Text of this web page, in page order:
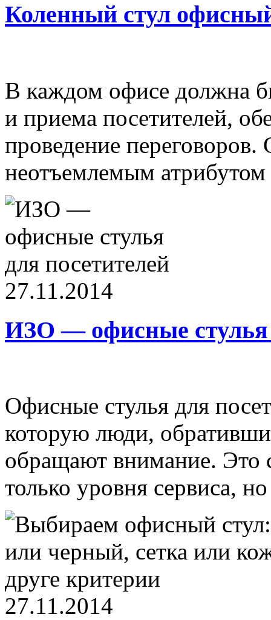
Коленный стул
В каждом офисе должна
и приема посетителей,
проведение
неотъемлемым атрибутом
27.11.2014
ИЗО — офисные стулья
Офисные стулья для
которую люди,
обращают внимание. Это
только уровня сервиса,
27.11.2014